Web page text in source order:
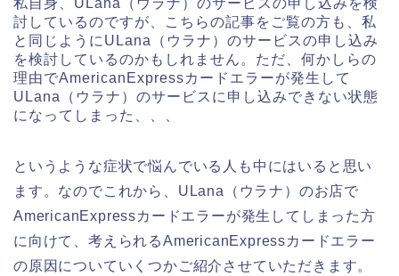
私自身、ULana（ウラナ）のサービスの申し込みを検
討しているのですが、こちらの記事をご覧の方も、私
と同じようにULana（ウラナ）のサービスの申し込み
を検討しているのかもしれません。ただ、何かしらの
理由でAmericanExpressカードエラーが発生して
ULana（ウラナ）のサービスに申し込みできない状態
になってしまった、、、
というような症状で悩んでいる人も中にはいると思い
ます。なのでこれから、ULana（ウラナ）のお店で
AmericanExpressカードエラーが発生してしまった方
に向けて、考えられるAmericanExpressカードエラー
の原因についていくつかご紹介させていただきます。